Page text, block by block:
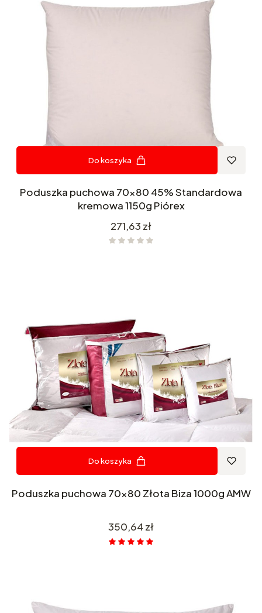
Do koszyka
Poduszka puchowa 70x80 45% Standardowa
kremowa 1150g Piórex
Cena
271,63 zł
Do koszyka
Poduszka puchowa 70x80 Złota Biza 1000g AMW
Cena
350,64 zł